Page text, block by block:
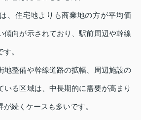
、住宅地よりも商業地の方が平均価
傾向が示されており、駅前周辺や幹線
。
地整備や幹線道路の拡幅、周辺施設の
いる区域は、中長期的に需要が高まり
続くケースも多いです。